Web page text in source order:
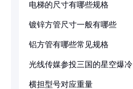
电梯的尺寸有哪些规格
镀锌方管尺寸一般有哪些
铝方管有哪些常见规格
光线传媒参投三国的星空爆冷
横担型号对应重量